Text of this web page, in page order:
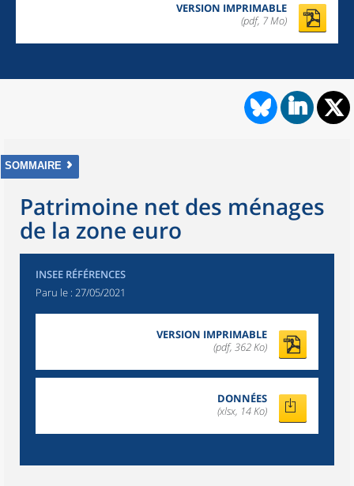
VERSION IMPRIMABLE
(pdf, 7 Mo)
SOMMAIRE
Patrimoine net des ménages
de la zone euro
INSEE RÉFÉRENCES
Paru le : 27/05/2021
VERSION IMPRIMABLE
(pdf, 362 Ko)
DONNÉES
(xlsx, 14 Ko)